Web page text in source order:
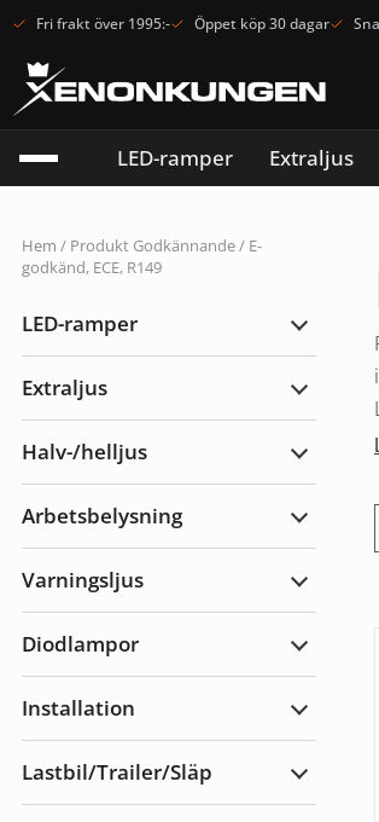
Fri frakt över 1995:- Öppet köp 30 dagar
LED-ramper Extraljus
Hem / Produkt Godkännande / E-
godkänd, ECE, R149
LED-ramper
Expandera
Extraljus
Expandera
Halv-/helljus
Expandera
Arbetsbelysning
Expandera
Varningsljus
Expandera
Diodlampor
Expandera
Installation
Expandera
Lastbil/Trailer/Släp
Expandera
Lastbil/